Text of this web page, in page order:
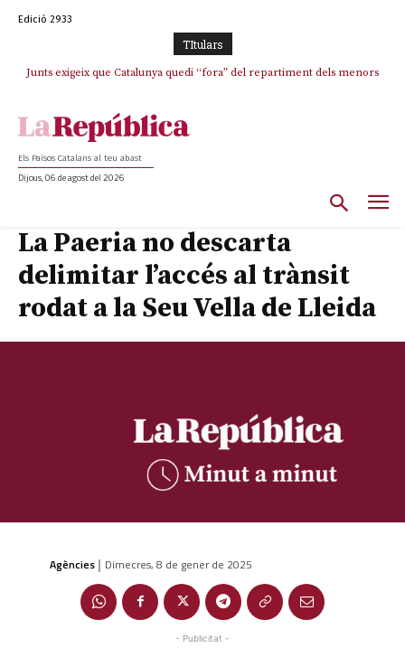
Edició 2933
TItulars
Junts exigeix que Catalunya quedi “fora” del repartiment dels menors
Els Països Catalans al teu abast
Dijous, 06 de agost del 2026
La Paeria no descarta
delimitar l’accés al trànsit
rodat a la Seu Vella de Lleida
Agències | Dimecres, 8 de gener de 2025
- Publicitat -